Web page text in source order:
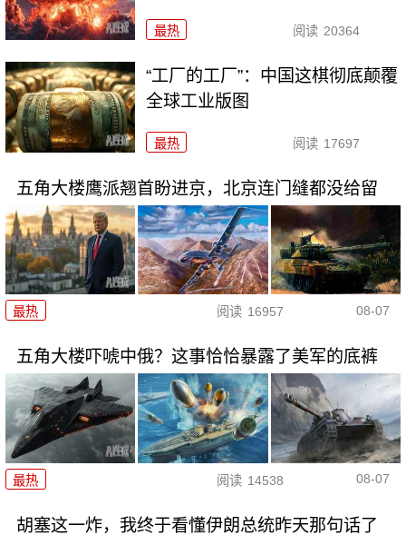
最热 阅读 20364
“工厂的工厂”：中国这棋彻底颠覆
全球工业版图
最热 阅读 17697
五角大楼鹰派翘首盼进京，北京连门缝都没给留
最热 阅读 16957 08-07
五角大楼吓唬中俄？这事恰恰暴露了美军的底裤
最热 阅读 14538 08-07
胡塞这一炸，我终于看懂伊朗总统昨天那句话了